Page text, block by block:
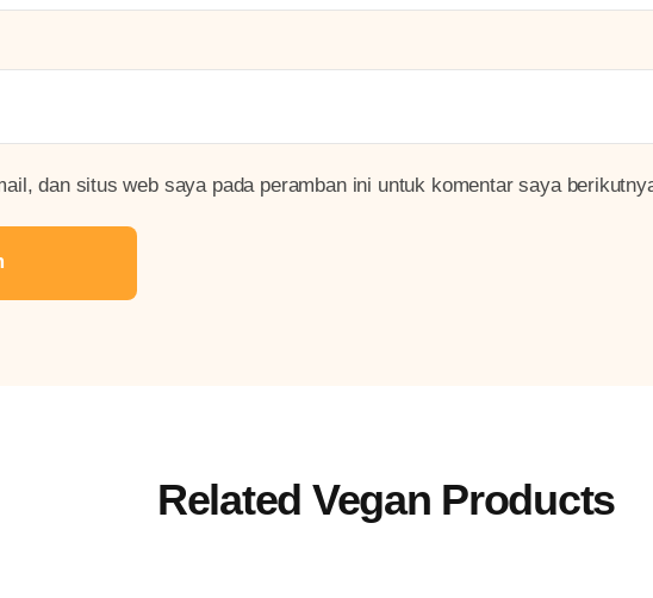
dan situs web saya pada peramban ini untuk komentar saya
Related Vegan Products